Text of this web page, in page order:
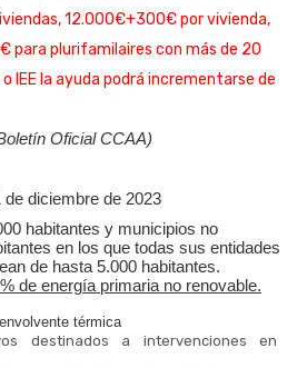
12.000€+300€ por vivienda,
para plurifamilaires con más de 20
IEE la ayuda podrá incrementarse de
Oficial CCAA)
de diciembre de 2023
habitantes y municipios no
en los que todas sus entidades
de hasta 5.000 habitantes.
de energía primaria no renovable.
térmica
destinados a intervenciones en